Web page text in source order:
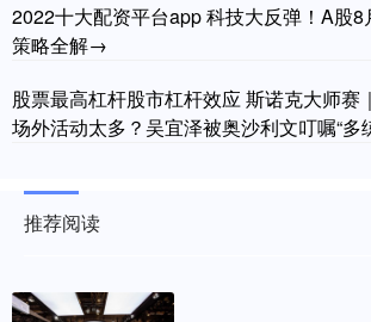
2022十大配资平台app 科技大反弹！A股8
策略全解→
股票最高杠杆股市杠杆效应 斯诺克大师赛
场外活动太多？吴宜泽被奥沙利文叮嘱“多
推荐阅读